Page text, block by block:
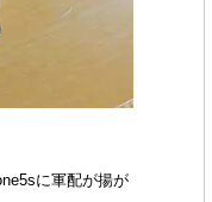
に軍配が揚が